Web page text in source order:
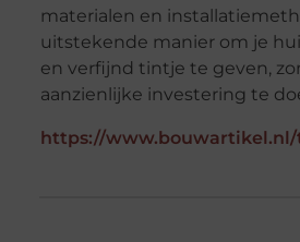
materialen en
uitstekende manier om je
en verfijnd tintje te geven,
aanzienlijke investering te
https://